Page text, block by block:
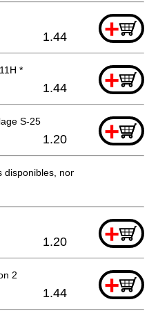
+
1.44
* +
1.44
S-25 +
1.20
non commandable
+
1.20
2 +
1.44